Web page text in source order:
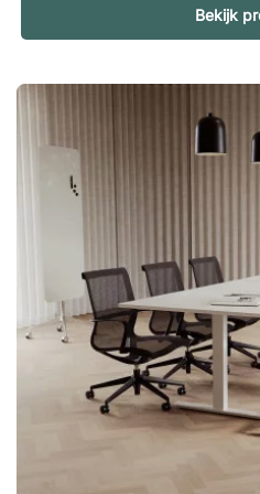
Met zijn minimalistische design,
meerdere opties voor zowel het
moeiteloos in elk type
conferentiestoel met veel
een slanke conferentiestoel
verstelbare zithoogte en een
kuip. Daarnaast zorgt het
soepele mobiliteit en flexibiliteit
vergadering. Specificaties
spaanplaat met laminaat. 280
bladen. Stevige T-onderstellen
en 360 cm hebben extra
stabiliteit. Conferentiestoel Ergo
polypropyleen. Verstelbare
bekleed met grijze stof. Witte
Witte PU-wielen met grijze
stijlvol en professioneel
Bekijk